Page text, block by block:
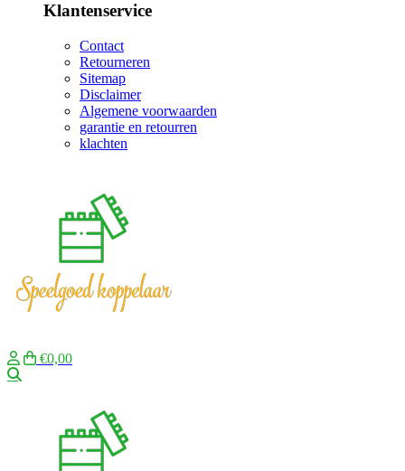
Klantenservice
Contact
Retourneren
Sitemap
Disclaimer
Algemene voorwaarden
garantie en retourren
klachten
€0,00